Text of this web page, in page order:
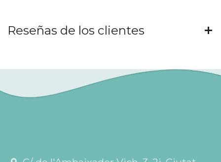
Reseñas de los clientes